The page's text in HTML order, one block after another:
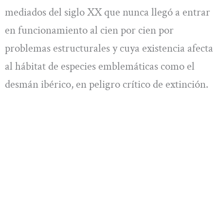
mediados del siglo XX que nunca llegó a entrar
en funcionamiento al cien por cien por
problemas estructurales y cuya existencia afecta
al hábitat de especies emblemáticas como el
desmán ibérico, en peligro crítico de extinción.